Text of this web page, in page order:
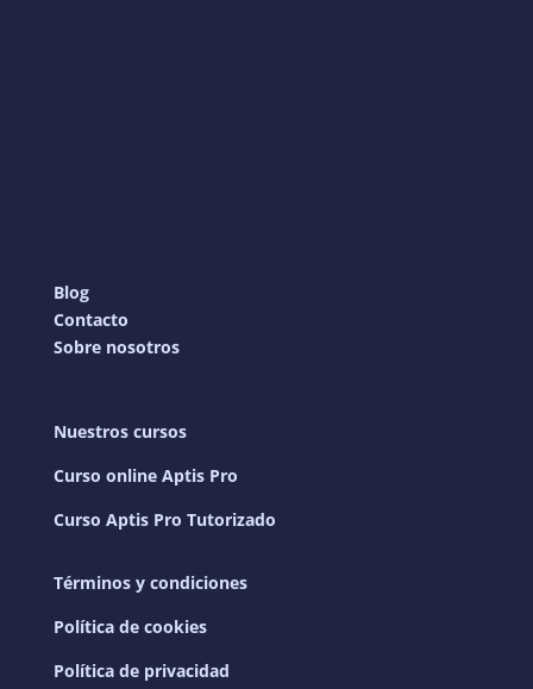
Blog
Contacto
Sobre nosotros
Nuestros cursos
Curso online Aptis Pro
Curso Aptis Pro Tutorizado
Términos y condiciones
Política de cookies
Política de privacidad